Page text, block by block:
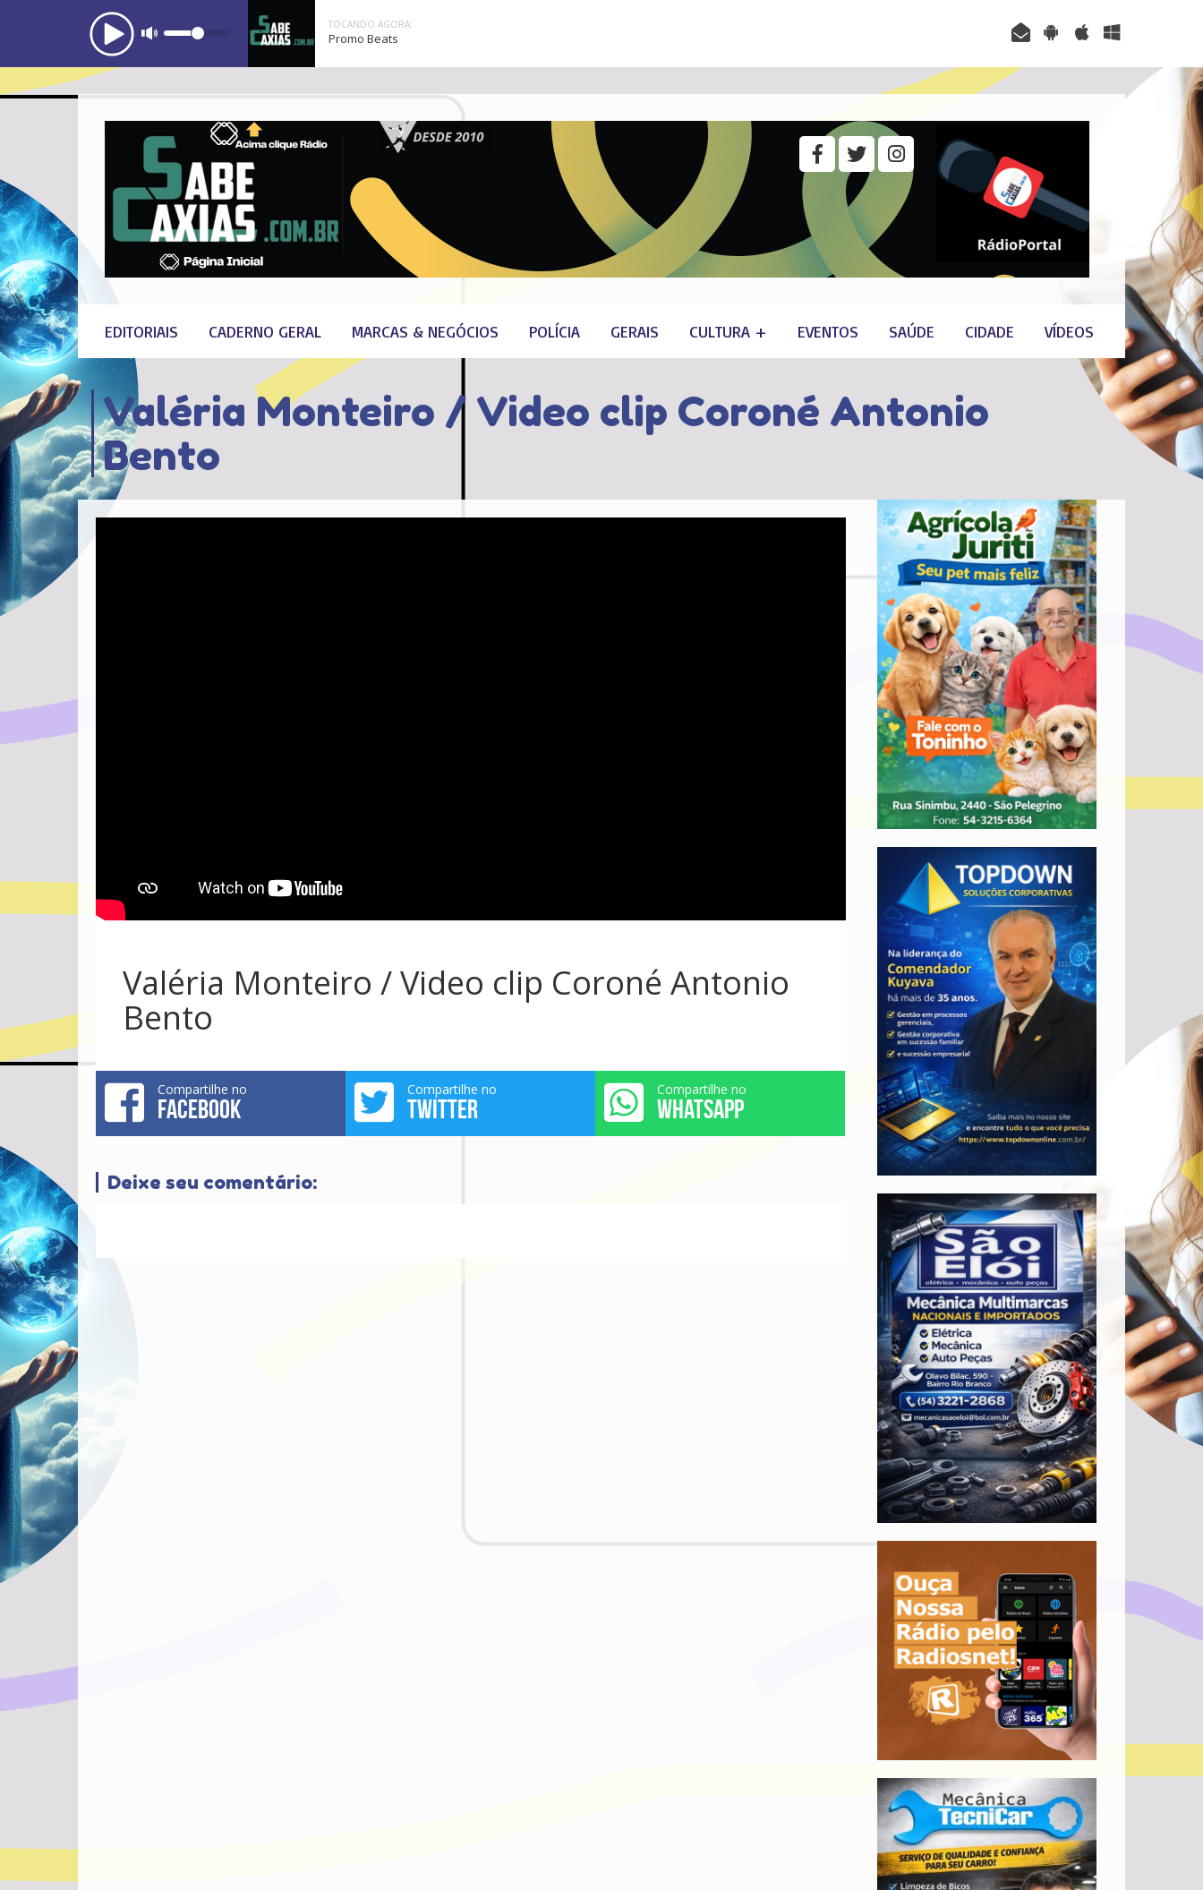
TOCANDO AGORA:
Promo Beats
EDITORIAIS CADERNO GERAL MARCAS & NEGÓCIOS POLÍCIA GERAIS CULTURA + EVENTOS SAÚDE CIDADE VÍDEOS
Valéria Monteiro / Video clip Coroné Antonio
Bento
Valéria Monteiro / Video clip Coroné Antonio
Bento
Compartilhe no
FACEBOOK
Compartilhe no
TWITTER
Compartilhe no
WHATSAPP
Deixe seu comentário: